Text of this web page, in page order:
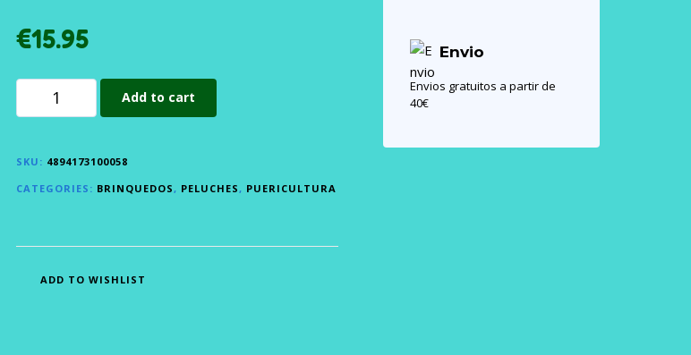
€15.95
Add to cart
SKU: 4894173100058
CATEGORIES: BRINQUEDOS , PELUCHES , PUERICULTURA
ADD TO WISHLIST
Envio
Envios gratuitos a partir de
40€